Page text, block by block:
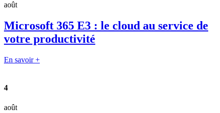
août
Microsoft 365 E3 : le cloud au service de
votre productivité
En savoir +
4
août